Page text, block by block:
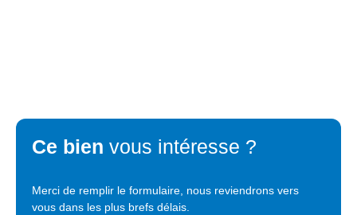
Ce bien vous intéresse ?
Merci de remplir le formulaire, nous reviendrons vers
vous dans les plus brefs délais.